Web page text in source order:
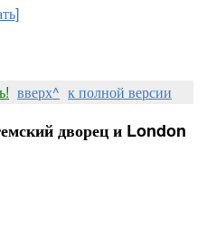
вверх^ к полной версии
дворец и London